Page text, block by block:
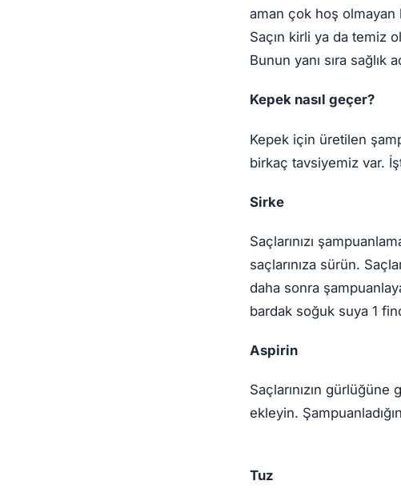
aman çok hoş
Saçın kirli ya da temiz
Bunun yanı sıra sağlık
Kepek nasıl geçer?
Kepek için üretilen
birkaç tavsiyemiz var.
Sirke
Saçlarınızı
saçlarınıza sürün.
daha sonra
bardak soğuk suya 1
Aspirin
Saçlarınızın
ekleyin.
Tuz